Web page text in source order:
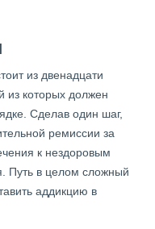
из двенадцати
из которых должен
Сделав один шаг,
ремиссии за
к нездоровым
Путь в целом сложный
аддикцию в